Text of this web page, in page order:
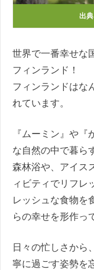
出典
世界で一番幸せな
フィンランド！
フィンランドはな
れています。
『ムーミン』や
な自然の中で暮ら
森林浴や、アイス
ィビティでリフレ
レッシュな食物を
らの幸せを形作っ
日々の忙しさから
寧に過ごす姿勢を